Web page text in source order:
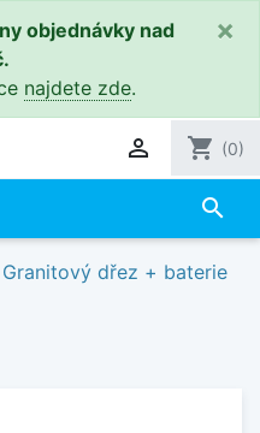
objednávky nad
najdete zde.
×
 shopping_cart (0)
search
Granitový dřez + baterie